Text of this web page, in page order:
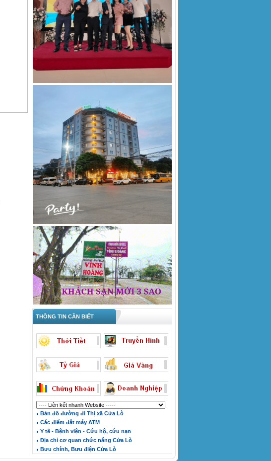
THÔNG TIN CẦN BIẾT
Bản đồ đường đi Thị xã Cửa Lò
Các điểm đặt máy ATM
Y tế - Bệnh viện - Cứu hộ, cứu nạn
Địa chỉ cơ quan chức năng Cửa Lò
Bưu chính, Bưu điện Cửa Lò